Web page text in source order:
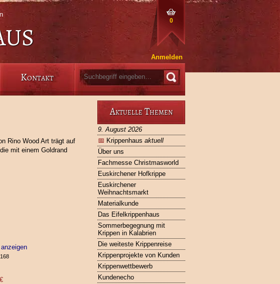
0
Anmelden
Kontakt
Aktuelle Themen
9. August 2026
📅 Krippenhaus aktuell
Über uns
Fachmesse Christmasworld
Euskirchener Hofkrippe
Euskirchener
Weihnachtsmarkt
Materialkunde
Das Eifelkrippenhaus
Sommerbegegnung mit
Krippen in Kalabrien
Die weiteste Krippenreise
Krippenprojekte von Kunden
Krippenwettbewerb
Kundenecho
Rino Wood Art trägt auf
mit einem Goldrand